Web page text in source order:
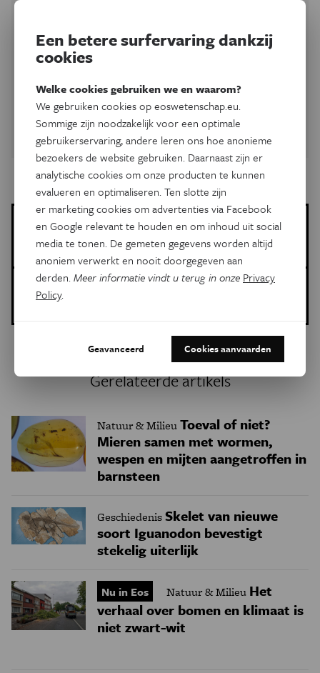
je mailbox
Schrijf je in op onze nieuwsbrief en ontvang elke woensdag
technologie vanEos.
Schrijf je in
Meer over de volgende onderwerpen:
Geschiedenis bomen fossiel
Dit is een artikel van:
Eos Wetenschap
Gerelateerde artikels
Natuur & MilieuToeval of niet?
Mieren samen met wormen,
wespen en mijten aangetroffen in
barnsteen
GeschiedenisSkelet van nieuwe
soort Iguanodon bevestigt
stekelig uiterlijk
Nu in Eos Natuur & Milieu Het
verhaal over bomen en klimaat is
niet zwart-wit
Een betere surfervaring dankzij
cookies
Welke cookies gebruiken we en waarom?
We gebruiken cookies op eoswetenschap.eu.
Sommige zijn noodzakelijk voor een optimale
gebruikerservaring, andere leren ons hoe anonieme
bezoekers de website gebruiken. Daarnaast zijn er
analytische cookies om onze producten te kunnen
evalueren en optimaliseren. Ten slotte zijn
er marketing cookies om advertenties via Facebook
en Google relevant te houden en om inhoud uit social
media te tonen. De gemeten gegevens worden altijd
anoniem verwerkt en nooit doorgegeven aan
derden.Meer informatie vindt u terug in onze Privacy
Policy.
Geavanceerd Cookies aanvaarden